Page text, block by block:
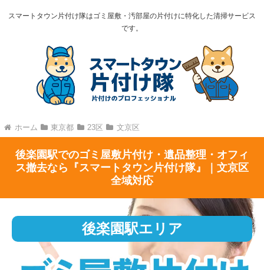
スマートタウン片付け隊はゴミ屋敷・汚部屋の片付けに特化した清掃サービス
です。
ホーム 東京都 23区 文京区
後楽園駅でのゴミ屋敷片付け・遺品整理・オフィ
ス撤去なら『スマートタウン片付け隊』｜文京区
全域対応
後楽園駅エリア